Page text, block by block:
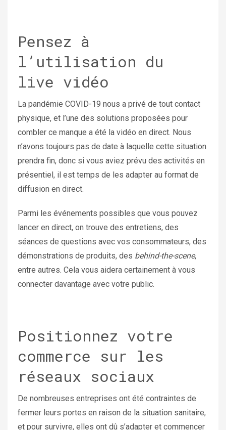
Pensez à
l’utilisation du
live vidéo
La pandémie COVID-19 nous a privé de tout contact
physique, et l’une des solutions proposées pour
combler ce manque a été la vidéo en direct. Nous
n’avons toujours pas de date à laquelle cette situation
prendra fin, donc si vous aviez prévu des activités en
présentiel, il est temps de les adapter au format de
diffusion en direct.
Parmi les événements possibles que vous pouvez
lancer en direct, on trouve des entretiens, des
séances de questions avec vos consommateurs, des
démonstrations de produits, des behind-the-scene,
entre autres. Cela vous aidera certainement à vous
connecter davantage avec votre public.
Positionnez votre
commerce sur les
réseaux sociaux
De nombreuses entreprises ont été contraintes de
fermer leurs portes en raison de la situation sanitaire,
et pour survivre, elles ont dû s’adapter et commencer